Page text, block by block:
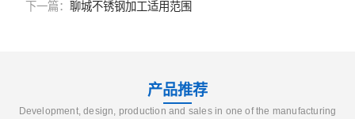
下一篇： 聊城不锈钢加工适用范围
产品推荐
Development, design, production and sales in one of the manufacturing